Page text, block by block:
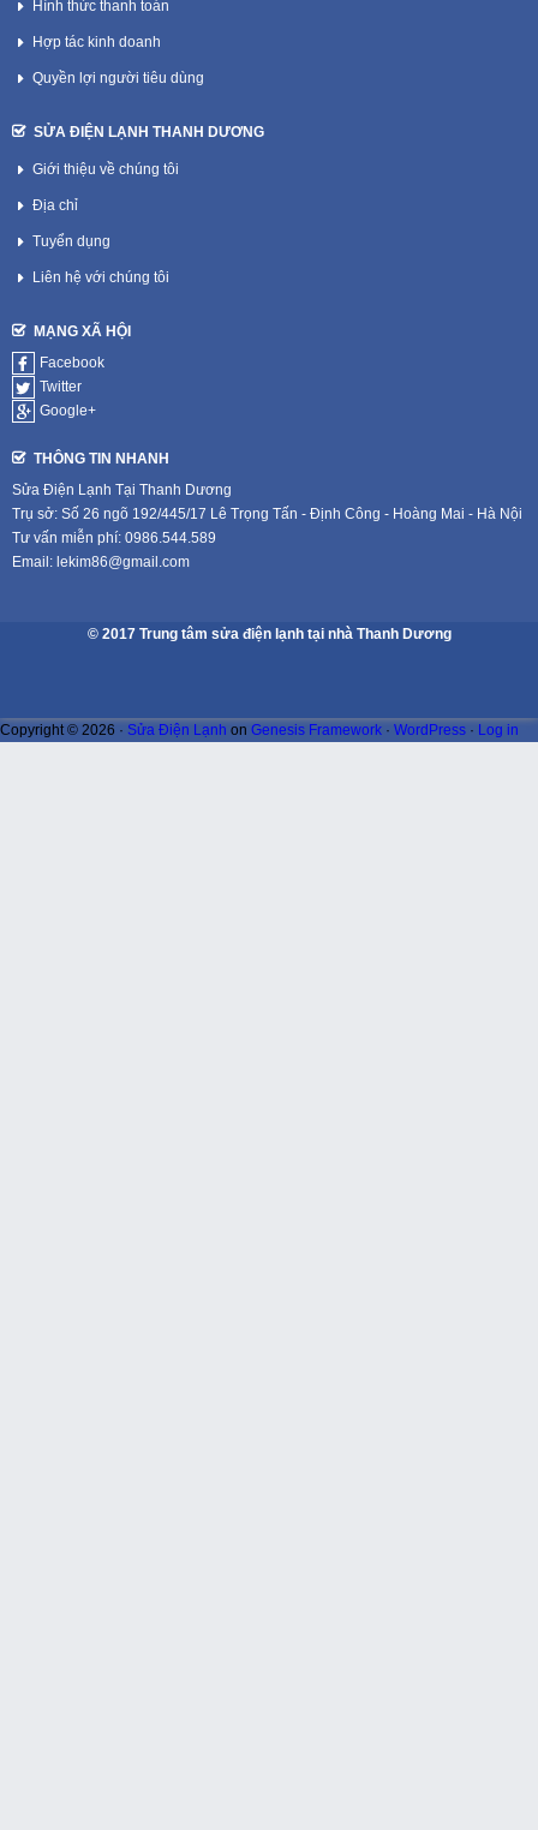
Hình thức thanh toán
Hợp tác kinh doanh
Quyền lợi người tiêu dùng
SỬA ĐIỆN LẠNH THANH DƯƠNG
Giới thiệu về chúng tôi
Địa chỉ
Tuyển dụng
Liên hệ với chúng tôi
MẠNG XÃ HỘI
Facebook
Twitter
Google+
THÔNG TIN NHANH
Sửa Điện Lạnh Tại Thanh Dương
Trụ sở: Số 26 ngõ 192/445/17 Lê Trọng Tấn - Định Công - Hoàng Mai - Hà Nội
Tư vấn miễn phí: 0986.544.589
Email: lekim86@gmail.com
© 2017 Trung tâm sửa điện lạnh tại nhà Thanh Dương
Copyright © 2026 · Sửa Điện Lạnh on Genesis Framework · WordPress · Log in